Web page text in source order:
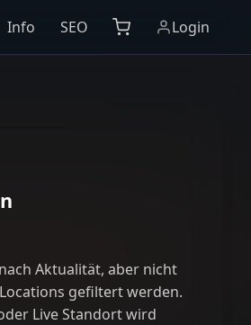
Info SEO Login
Aktualität, aber nicht
gefiltert werden.
Live Standort wird